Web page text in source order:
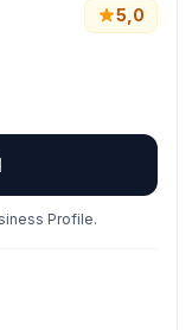
5,0
Profile.